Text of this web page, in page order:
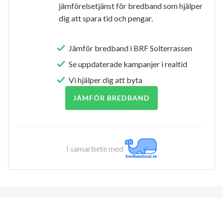
jämförelsetjänst för bredband som hjälper
dig att spara tid och pengar.
Jämför bredband i BRF Solterrassen
Se uppdaterade kampanjer i realtid
Vi hjälper dig att byta
JÄMFÖR BREDBAND
I samarbete med